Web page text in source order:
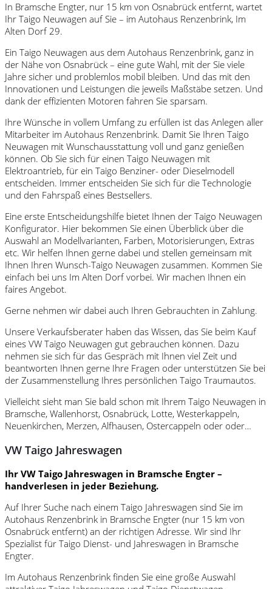
In Bramsche Engter, nur 15 km von Osnabrück entfernt, wartet
Ihr Taigo Neuwagen auf Sie – im Autohaus Renzenbrink, Im
Alten Dorf 29.
Ein Taigo Neuwagen aus dem Autohaus Renzenbrink, ganz in
der Nähe von Osnabrück – eine gute Wahl, mit der Sie viele
Jahre sicher und problemlos mobil bleiben. Und das mit den
Innovationen und Leistungen die jeweils Maßstäbe setzen. Und
dank der effizienten Motoren fahren Sie sparsam.
Ihre Wünsche in vollem Umfang zu erfüllen ist das Anlegen aller
Mitarbeiter im Autohaus Renzenbrink. Damit Sie Ihren Taigo
Neuwagen mit Wunschausstattung voll und ganz genießen
können. Ob Sie sich für einen Taigo Neuwagen mit
Elektroantrieb, für ein Taigo Benziner- oder Dieselmodell
entscheiden. Immer entscheiden Sie sich für die Technologie
und den Fahrspaß eines Bestsellers.
Eine erste Entscheidungshilfe bietet Ihnen der Taigo Neuwagen
Konfigurator. Hier bekommen Sie einen Überblick über die
Auswahl an Modellvarianten, Farben, Motorisierungen, Extras
etc. Wir helfen Ihnen gerne dabei und stellen gemeinsam mit
Ihnen Ihren Wunsch-Taigo Neuwagen zusammen. Kommen Sie
einfach bei uns Im Alten Dorf vorbei. Wir machen Ihnen ein
faires Angebot.
Gerne nehmen wir dabei auch Ihren Gebrauchten in Zahlung.
Unsere Verkaufsberater haben das Wissen, das Sie beim Kauf
eines VW Taigo Neuwagen gut gebrauchen können. Dazu
nehmen sie sich für das Gespräch mit Ihnen viel Zeit und
beantworten Ihnen gerne Ihre Fragen oder unterstützen Sie bei
der Zusammenstellung Ihres persönlichen Taigo Traumautos.
Vielleicht sieht man Sie bald schon mit Ihrem Taigo Neuwagen in
Bramsche, Wallenhorst, Osnabrück, Lotte, Westerkappeln,
Neuenkirchen, Merzen, Alfhausen, Ostercappeln oder oder…
VW Taigo Jahreswagen
Ihr VW Taigo Jahreswagen in Bramsche Engter –
handverlesen in jeder Beziehung.
Auf Ihrer Suche nach einem Taigo Jahreswagen sind Sie im
Autohaus Renzenbrink in Bramsche Engter (nur 15 km von
Osnabrück entfernt) an der richtigen Adresse. Wir sind Ihr
Spezialist für Taigo Dienst- und Jahreswagen in Bramsche
Engter.
Im Autohaus Renzenbrink finden Sie eine große Auswahl